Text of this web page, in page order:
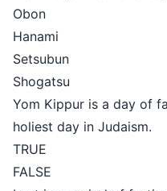
Obon
Hanami
Setsubun
Shogatsu
Yom Kippur is a day of
holiest day in Judaism.
TRUE
FALSE